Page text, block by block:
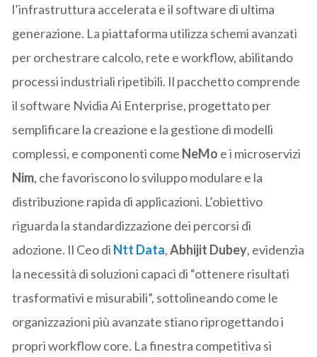
l’infrastruttura accelerata e il software di ultima
generazione. La piattaforma utilizza schemi avanzati
per orchestrare calcolo, rete e workflow, abilitando
processi industriali ripetibili. Il pacchetto comprende
il software Nvidia Ai Enterprise, progettato per
semplificare la creazione e la gestione di modelli
complessi, e componenti come NeMo e i microservizi
Nim, che favoriscono lo sviluppo modulare e la
distribuzione rapida di applicazioni. L’obiettivo
riguarda la standardizzazione dei percorsi di
adozione. Il Ceo di Ntt Data,Abhijit Dubey, evidenzia
la necessità di soluzioni capaci di “ottenere risultati
trasformativi e misurabili”, sottolineando come le
organizzazioni più avanzate stiano riprogettando i
propri workflow core. La finestra competitiva si